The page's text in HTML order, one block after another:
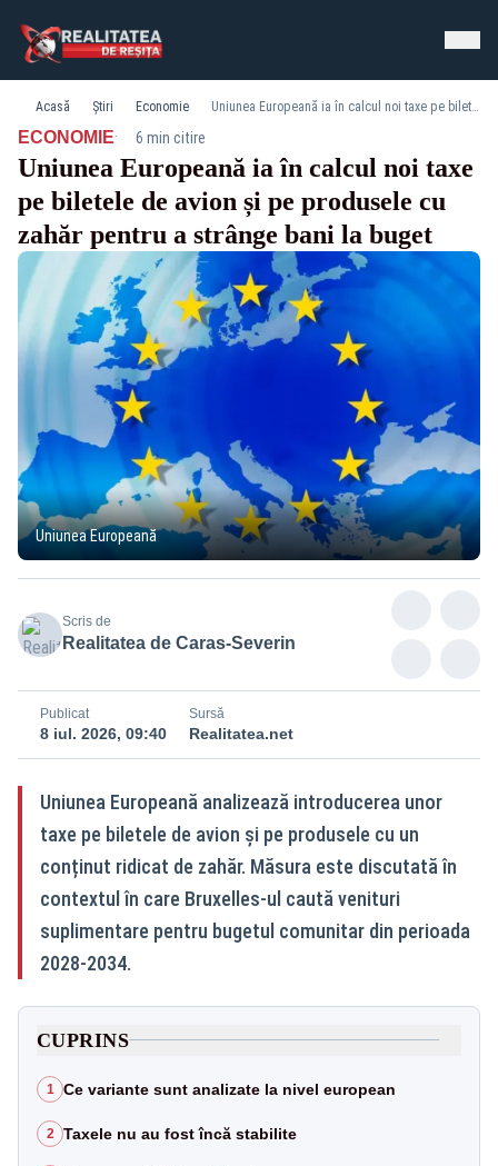
Acasă Știri Economie Uniunea Europeană ia în calcul noi taxe pe biletele de avion și pe produsele cu zahăr pentru a strânge bani la buget
ECONOMIE· 6 min citire
Uniunea Europeană ia în calcul noi taxe
pe biletele de avion și pe produsele cu
zahăr pentru a strânge bani la buget
Uniunea Europeană
Scris de
Realitatea de Caras-Severin
Publicat
8 iul. 2026, 09:40
Sursă
Realitatea.net
Uniunea Europeană analizează introducerea unor
taxe pe biletele de avion și pe produsele cu un
conținut ridicat de zahăr. Măsura este discutată în
contextul în care Bruxelles-ul caută venituri
suplimentare pentru bugetul comunitar din perioada
2028-2034.
CUPRINS
1 Ce variante sunt analizate la nivel european
2 Taxele nu au fost încă stabilite